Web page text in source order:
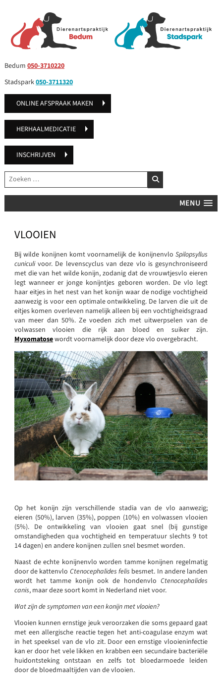
Bedum 050-3710220
Stadspark050-3711320
ONLINE AFSPRAAK MAKEN
HERHAALMEDICATIE
INSCHRIJVEN
Zoeken ZOEKEN
MENU
VLOOIEN
Bij wilde konijnen komt voornamelijk de konijnenvloSpilopsyllus
cuniculivoor. De levenscyclus van deze vlo is gesynchroniseerd
met die van het wilde konijn, zodanig dat de vrouwtjesvlo eieren
legt wanneer er jonge konijntjes geboren worden. De vlo legt
haar eitjes in het nest van het konijn waar de nodige vochtigheid
aanwezig is voor een optimale ontwikkeling. De larven die uit de
eitjes komen overleven namelijk alleen bij een vochtigheidsgraad
van meer dan 50%. Ze voeden zich met uitwerpselen van de
volwassen vlooien die rijk aan bloed en suiker zijn.
Myxomatosewordt voornamelijk door deze vlo overgebracht.
Op het konijn zijn verschillende stadia van de vlo aanwezig;
eieren (50%), larven (35%), poppen (10%) en volwassen vlooien
(5%). De ontwikkeling van vlooien gaat snel (bij gunstige
omstandigheden qua vochtigheid en temperatuur slechts 9 tot
14 dagen) en andere konijnen zullen snel besmet worden.
Naast de echte konijnenvlo worden tamme konijnen regelmatig
door de kattenvlo Ctenocephalides felis besmet. In andere landen
wordt het tamme konijn ook de hondenvloCtenocephalides
canis, maar deze soort komt in Nederland niet voor.
Wat zijn de symptomen van een konijn met vlooien?
Vlooien kunnen ernstige jeuk veroorzaken die soms gepaard gaat
met een allergische reactie tegen het anti-coagulase enzym wat
in het speeksel van de vlo zit. Door een ernstige vlooieninfectie
kan er door het vele likken en krabben een secundaire bacteriële
huidontsteking ontstaan en zelfs tot bloedarmoede leiden
door de bloedmaaltijden van de vlooien.